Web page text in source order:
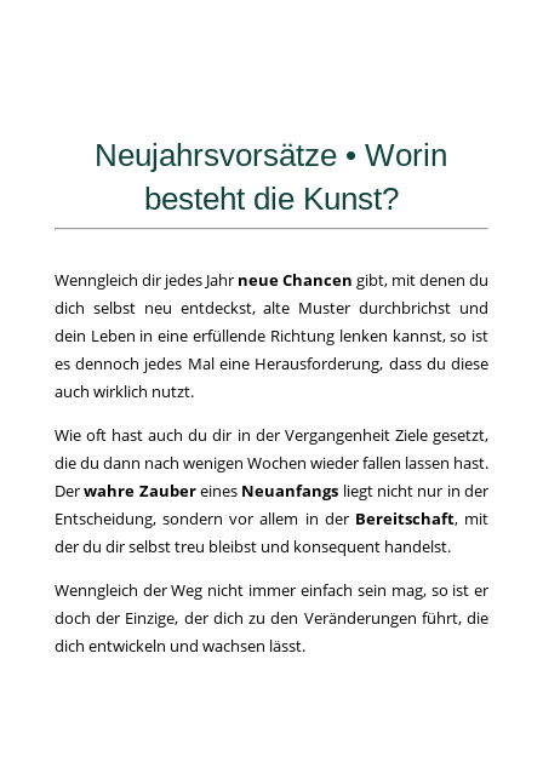
Neujahrsvorsätze • Worin
besteht die Kunst?
Wenngleich dir jedes Jahr neue Chancen gibt, mit denen du
dich selbst neu entdeckst, alte Muster durchbrichst und
dein Leben in eine erfüllende Richtung lenken kannst, so ist
es dennoch jedes Mal eine Herausforderung, dass du diese
auch wirklich nutzt.
Wie oft hast auch du dir in der Vergangenheit Ziele gesetzt,
die du dann nach wenigen Wochen wieder fallen lassen hast.
Derwahre Zaubereines Neuanfangs liegt nicht nur in der
Entscheidung, sondern vor allem in der Bereitschaft, mit
der du dir selbst treu bleibst und konsequent handelst.
Wenngleich der Weg nicht immer einfach sein mag, so ist er
doch der Einzige, der dich zu den Veränderungen führt, die
dich entwickeln und wachsen lässt.